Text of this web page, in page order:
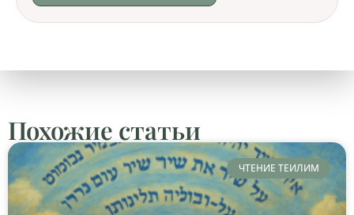
Похожие статьи
ЧТЕНИЕ ТЕИЛИМ